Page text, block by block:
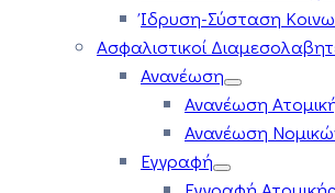
Ίδρυση-Σύσταση
Ασφαλιστικοί
Ανανέωση
Ανανέωση
Ανανέωση
Εγγραφή